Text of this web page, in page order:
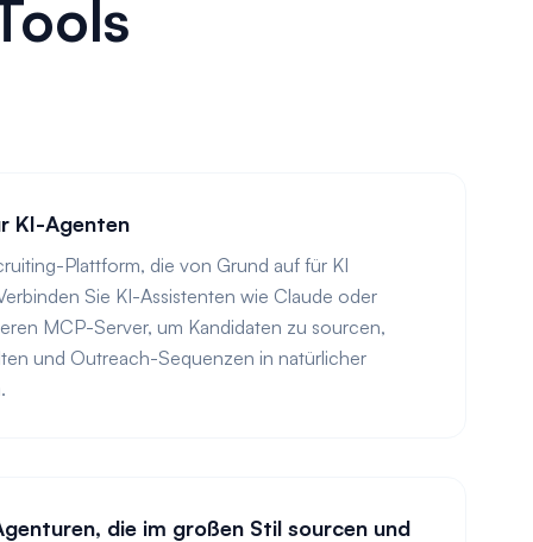
KI-Agenten
Plattform, die von Grund auf für KI
Sie KI-Assistenten wie Claude oder
MCP-Server, um Kandidaten zu sourcen,
und Outreach-Sequenzen in natürlicher
die im großen Stil sourcen und